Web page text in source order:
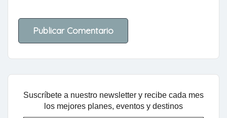
Suscríbete a nuestro newsletter y recibe cada mes
los mejores planes, eventos y destinos